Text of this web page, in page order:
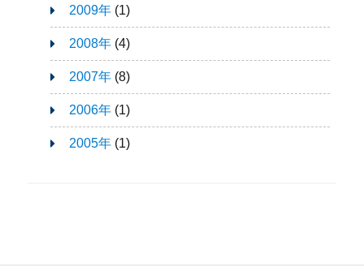
2009年(1)
2008年(4)
2007年(8)
2006年(1)
2005年(1)